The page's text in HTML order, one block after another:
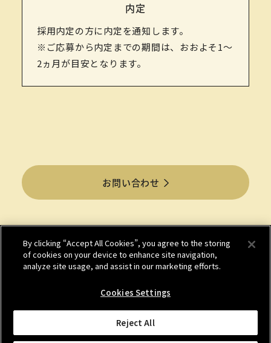
内定
採用内定の方に内定を通知します。
※ご応募から内定までの期間は、おおよそ1～
2ヵ月が目安となります。
お問い合わせ
株式会社ニコン 別窓で遷移します別窓で遷移します
© 2026 Nikon Systems Inc.
By clicking “Accept All Cookies”, you agree to the storing
of cookies on your device to enhance site navigation,
analyze site usage, and assist in our marketing efforts.
Cookies Settings
Reject All